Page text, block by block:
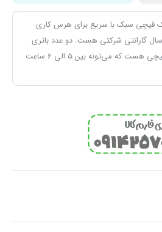
قیچی سبک با سریع برای هرس کاری
هست. این محصول دارای 1 سال گارانتی شرکتی هست. دو عدد باتری
16.8 ولتی دو آمپری همراه قیچی هست که می‌تونه بین 5 الی 6 ساعت